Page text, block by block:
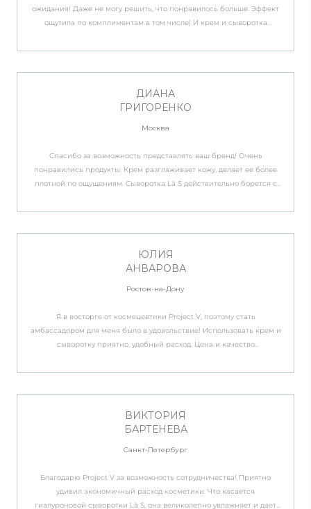
ожидания! Даже не могу решить, что понравилось больше. Эффект
ощутила по комплиментам в том числе) И крем и сыворотка
светится изнутри. Теперь полностью готова к весне и солнышку)
ДИАНА
ГРИГОРЕНКО
Москва
Спасибо за возможность представлять ваш бренд! Очень
понравились продукты. Крем разглаживает кожу, делает ее более
плотной по ощущениям. Сыворотка Là S действительно борется с
кислоты и других ингредиентов. С удовольствием рекомендую и
ЮЛИЯ
АНВАРОВА
Ростов-на-Дону
Я в восторге от космецевтики Project V, поэтому стать
амбассадором для меня было в удовольствие! Использовать крем и
сыворотку приятно, удобный расход. Цена и качество
сотрудничество!
ВИКТОРИЯ
БАРТЕНЕВА
Санкт-Петербург
Благодарю Project V за возможность сотрудничества! Приятно
удивил экономичный расход косметики. Что касается
гиалуроновой сыворотки Là S, она великолепно увлажняет и дает